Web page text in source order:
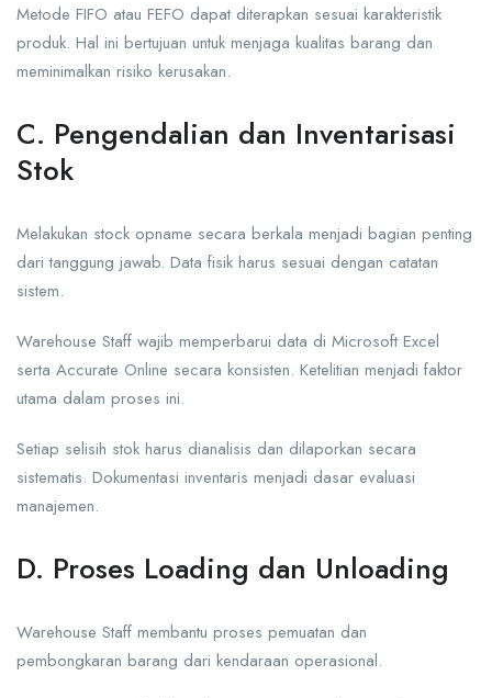
Metode FIFO atau FEFO dapat diterapkan sesuai karakteristik
produk. Hal ini bertujuan untuk menjaga kualitas barang dan
meminimalkan risiko kerusakan.
C. Pengendalian dan Inventarisasi
Stok
Melakukan stock opname secara berkala menjadi bagian penting
dari tanggung jawab. Data fisik harus sesuai dengan catatan
sistem.
Warehouse Staff wajib memperbarui data di Microsoft Excel
serta Accurate Online secara konsisten. Ketelitian menjadi faktor
utama dalam proses ini.
Setiap selisih stok harus dianalisis dan dilaporkan secara
sistematis. Dokumentasi inventaris menjadi dasar evaluasi
manajemen.
D. Proses Loading dan Unloading
Warehouse Staff membantu proses pemuatan dan
pembongkaran barang dari kendaraan operasional.